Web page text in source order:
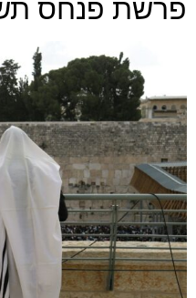
פרשת פנחס